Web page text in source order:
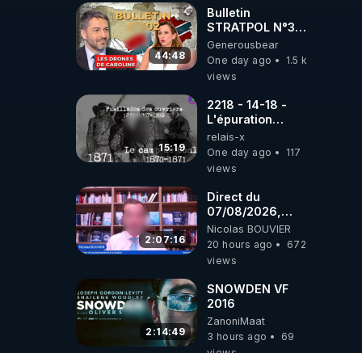
brigades
ukrainienne
44:48
Bulletin
STRATPOL N°302.
Armée des
drones, MS-21 en
série, missiles
07.08.2026.
Generousbear
One day ago
1.5 k
views
15:19
2218 - 14-18 -
L'épuration
républicaine
organisée par les
frères de la
relais-x
One day ago
117
views
2:07:16
Direct du
07/08/2026,
présenté par
Nicolas BOUVIER
Nicolas BOUVIER
20 hours ago
672
views
2:14:49
SNOWDEN VF
2016
ZanoniMaat
3 hours ago
69